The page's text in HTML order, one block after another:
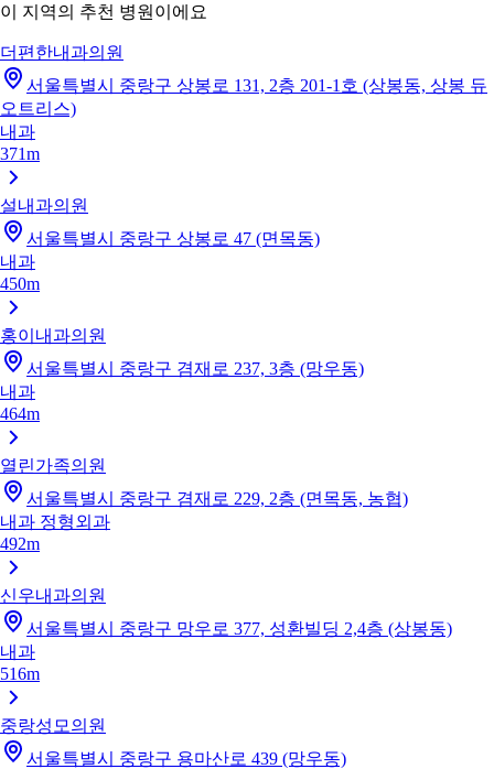
이 지역의 추천 병원이에요
더편한내과의원
서울특별시 중랑구 상봉로 131, 2층 201-1호 (상봉동, 상봉 듀
오트리스)
내과
371m
설내과의원
서울특별시 중랑구 상봉로 47 (면목동)
내과
450m
홍이내과의원
서울특별시 중랑구 겸재로 237, 3층 (망우동)
내과
464m
열린가족의원
서울특별시 중랑구 겸재로 229, 2층 (면목동, 농협)
내과 정형외과
492m
신우내과의원
서울특별시 중랑구 망우로 377, 성환빌딩 2,4층 (상봉동)
내과
516m
중랑성모의원
서울특별시 중랑구 용마산로 439 (망우동)